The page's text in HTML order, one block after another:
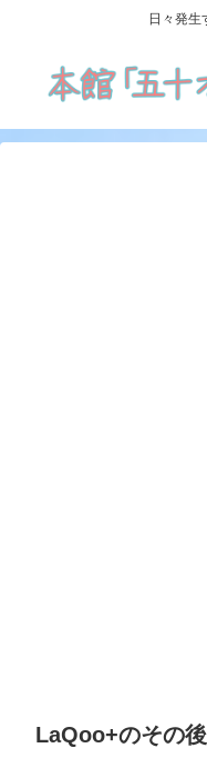
日々発生
LaQoo+のその後